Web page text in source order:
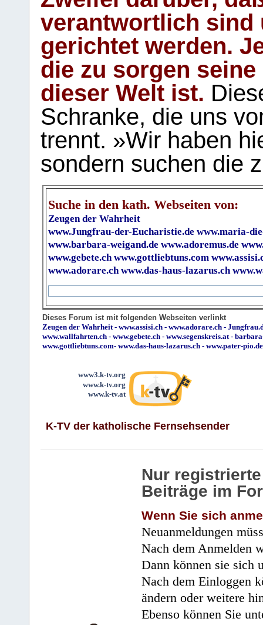
verantwortlich sind
gerichtet werden.
die zu sorgen
dieser Welt ist.
Schranke, die uns
trennt. »Wir haben
sondern suchen die
Suche in den kath. Webseiten von:
Zeugen der Wahrheit
www.Jungfrau-der-Eucharistie.de www.maria-
www.barbara-weigand.de www.adoremus.de
www.gebete.ch www.gottliebtuns.com
www.adorare.ch www.das-haus-lazarus.ch
Dieses Forum ist mit folgenden Webseiten verlinkt
Zeugen der Wahrheit- www.assisi.ch - www.adorare.ch -
www.wallfahrten.ch - www.gebete.ch - www.segenskreis.at-
www.gottliebtuns.com- www.das-haus-lazarus.ch - www.pater-pio.de
www3.k-tv.org
www.k-tv.org
www.k-tv.at
K-TV der katholische Fernsehsender
Nur
Beiträge im
Wenn Sie sich
Neuanmeldungen
Nach dem Anmelden
Dann können sie sich
Nach dem Einloggen
ändern oder weitere
Ebenso können Sie